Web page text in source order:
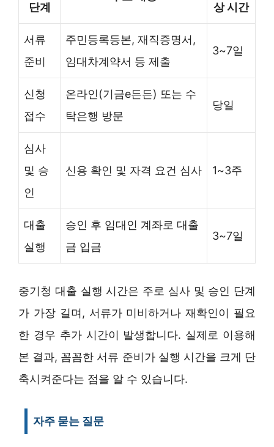
단계
상 시간
서류
준비
주민등록등본, 재직증명서,
임대차계약서 등 제출
3~7일
신청
접수
온라인(기금e든든) 또는 수
탁은행 방문
당일
심사
및 승
인
신용 확인 및 자격 요건 심사 1~3주
대출
실행
승인 후 임대인 계좌로 대출
금 입금
3~7일
중기청 대출 실행 시간은 주로 심사 및 승인 단계
가 가장 길며, 서류가 미비하거나 재확인이 필요
한 경우 추가 시간이 발생합니다. 실제로 이용해
본 결과, 꼼꼼한 서류 준비가 실행 시간을 크게 단
축시켜준다는 점을 알 수 있습니다.
자주 묻는 질문